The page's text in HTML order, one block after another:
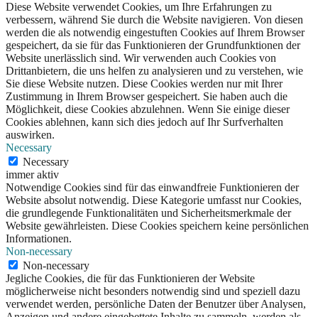
Diese Website verwendet Cookies, um Ihre Erfahrungen zu
verbessern, während Sie durch die Website navigieren. Von diesen
werden die als notwendig eingestuften Cookies auf Ihrem Browser
gespeichert, da sie für das Funktionieren der Grundfunktionen der
Website unerlässlich sind. Wir verwenden auch Cookies von
Drittanbietern, die uns helfen zu analysieren und zu verstehen, wie
Sie diese Website nutzen. Diese Cookies werden nur mit Ihrer
Zustimmung in Ihrem Browser gespeichert. Sie haben auch die
Möglichkeit, diese Cookies abzulehnen. Wenn Sie einige dieser
Cookies ablehnen, kann sich dies jedoch auf Ihr Surfverhalten
auswirken.
Necessary
Necessary
immer aktiv
Notwendige Cookies sind für das einwandfreie Funktionieren der
Website absolut notwendig. Diese Kategorie umfasst nur Cookies,
die grundlegende Funktionalitäten und Sicherheitsmerkmale der
Website gewährleisten. Diese Cookies speichern keine persönlichen
Informationen.
Non-necessary
Non-necessary
Jegliche Cookies, die für das Funktionieren der Website
möglicherweise nicht besonders notwendig sind und speziell dazu
verwendet werden, persönliche Daten der Benutzer über Analysen,